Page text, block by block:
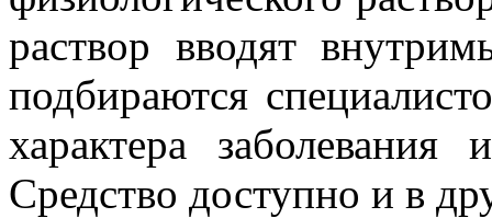
раствор вводят
подбираются
характера
Средство доступно и в